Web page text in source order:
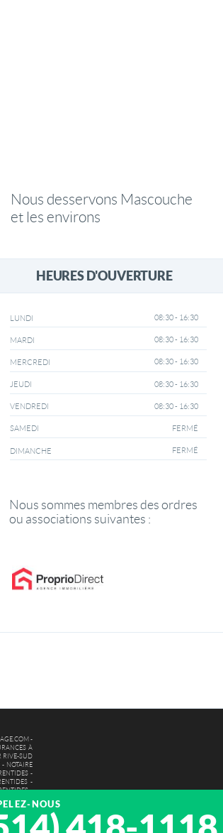
NOUS
Nous desservons Mascouche
et les environs
HEURES D'OUVERTURE
LUNDI 08:30 - 16:30
MARDI 08:30 - 16:30
MERCREDI 08:30 - 16:30
JEUDI 08:30 - 16:30
VENDREDI 08:30 - 16:30
SAMEDI FERMÉ
DIMANCHE FERMÉ
Nous sommes membres des ordres
ou associations suivantes :
-
À
RIVE-SUD
NOTAIRE
-
-
-